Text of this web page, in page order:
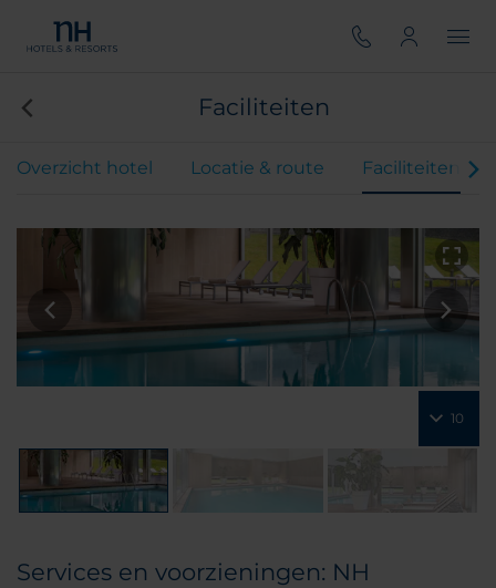
Faciliteiten
Overzicht hotel Locatie & route Faciliteiten
10
Services en voorzieningen: NH